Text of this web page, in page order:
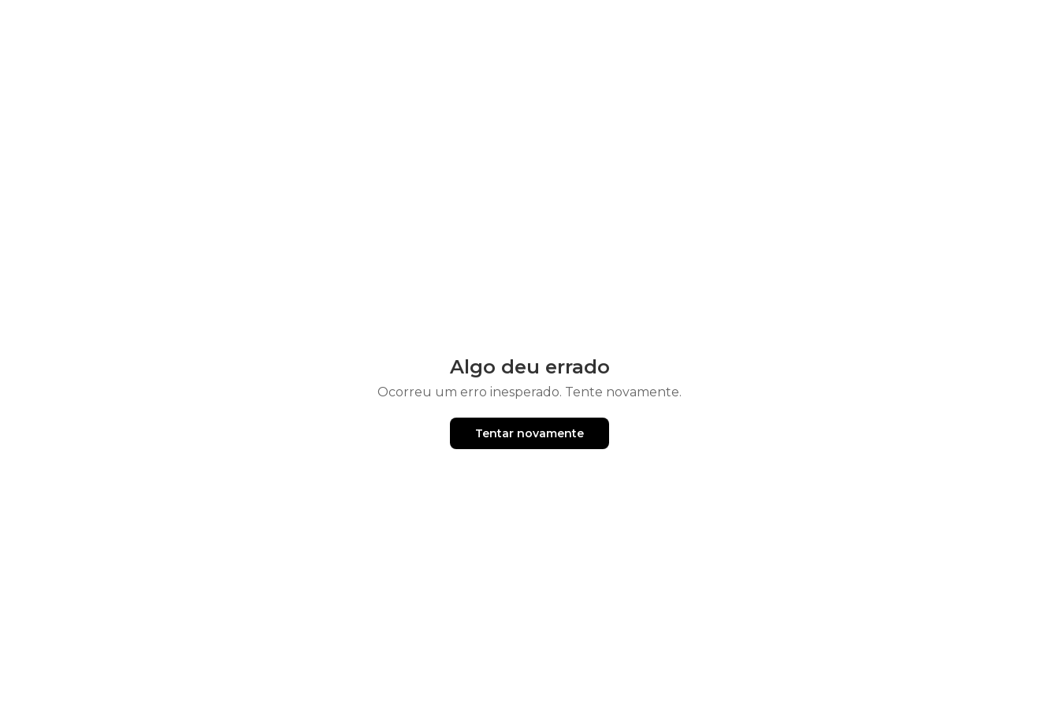
Algo deu errado
Ocorreu um erro inesperado. Tente novamente.
Tentar novamente